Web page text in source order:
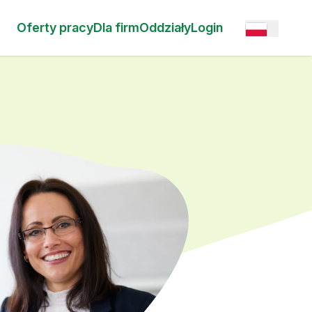
Oferty pracyDla firmOddziałyLogin Open